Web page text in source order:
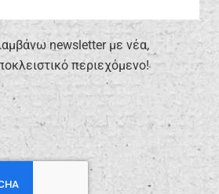
newsletter με νέα,
περιεχόμενο!